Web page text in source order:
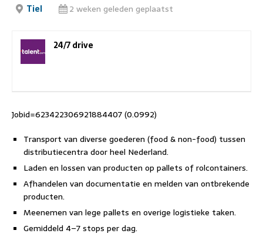
Tiel 2 weken geleden geplaatst
24/7 drive
Jobid=623422306921884407 (0.0992)
Transport van diverse goederen (food & non-food) tussen
distributiecentra door heel Nederland.
Laden en lossen van producten op pallets of rolcontainers.
Afhandelen van documentatie en melden van ontbrekende
producten.
Meenemen van lege pallets en overige logistieke taken.
Gemiddeld 4–7 stops per dag.